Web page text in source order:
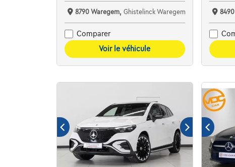
8790 Waregem, Ghistelinck Waregem
Comparer
Voir le véhicule